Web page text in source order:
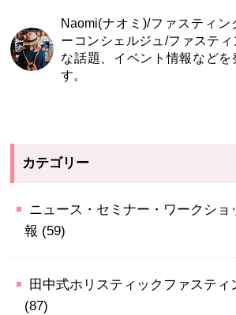
Naomi(ナオミ)/ファスティン
ーコンシェルジュ/ファステ
な話題、イベント情報などを
す。
カテゴリー
ニュース・セミナー・ワークショ
報 (59)
田中式ホリスティックファスティ
(87)